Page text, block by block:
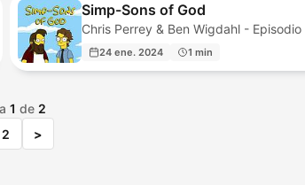
Simp-Sons of God
Chris Perrey & Ben Wigdahl - Episodio
24 ene. 2024 1 min
1 de 2
2 >